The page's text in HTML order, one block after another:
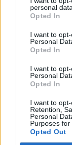
personal data.
Opted In
I want to
Personal
Opted In
I want to
Personal
Opted In
I want to
Retention,
Personal
Purposes for
Opted Out
«Έβγαλαν»